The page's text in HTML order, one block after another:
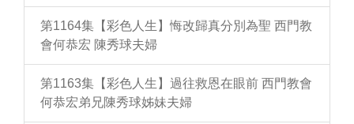
第1164集【彩色人生】悔改歸真分別為聖 西門教
會何恭宏 陳秀球夫婦
第1163集【彩色人生】過往救恩在眼前 西門教會
何恭宏弟兄陳秀球姊妹夫婦